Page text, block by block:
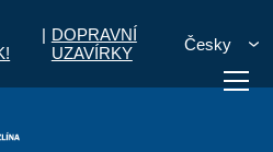
| DOPRAVNÍ
UZAVÍRKY
Česky